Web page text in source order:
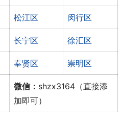
松江区 闵行区
长宁区 徐汇区
奉贤区 崇明区
微信： shzx3164（直接添
加即可）